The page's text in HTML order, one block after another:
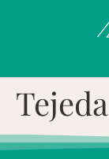
Tejeda